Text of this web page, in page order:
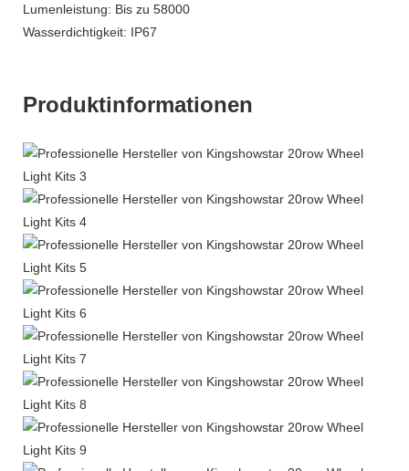
Lumenleistung: Bis zu 58000
Wasserdichtigkeit: IP67
Produktinformationen